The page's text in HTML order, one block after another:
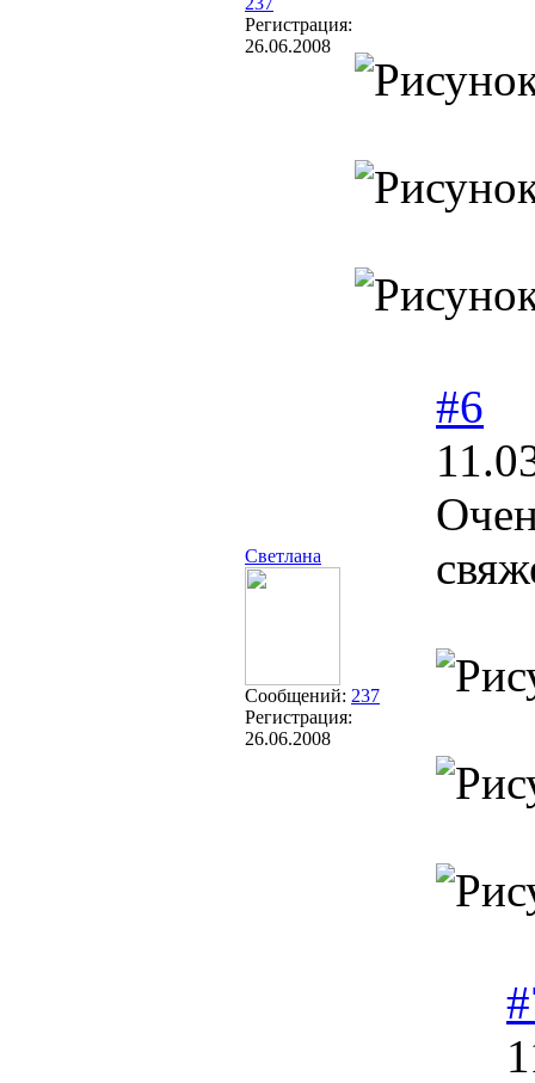
Регистрация:
26.06.2008
Светлана
Сообщений: 237
Регистрация:
26.06.2008
#6